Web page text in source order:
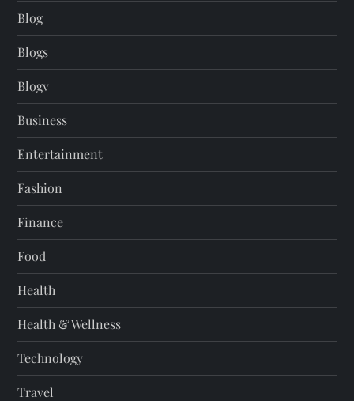
Blog
Blogs
Blogv
Business
Entertainment
Fashion
Finance
Food
Health
Health & Wellness
Technology
Travel